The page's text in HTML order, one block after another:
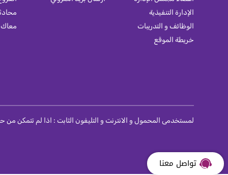
الإدارة التنفيذية
الوظائف و التدريبات
خريطة الموقع
معاك
تواصل معنا